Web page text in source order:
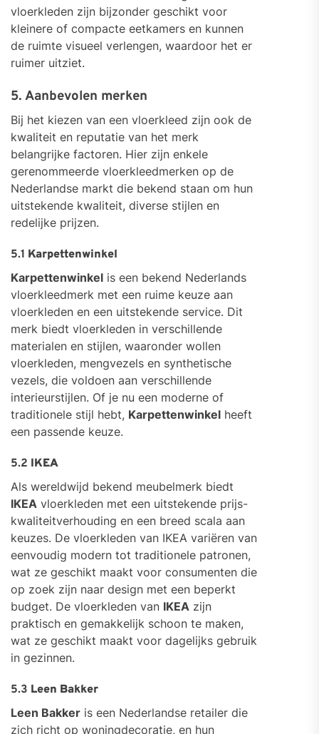
vloerkleden zijn bijzonder geschikt voor
kleinere of compacte eetkamers en kunnen
de ruimte visueel verlengen, waardoor het er
ruimer uitziet.
5. Aanbevolen merken
Bij het kiezen van een vloerkleed zijn ook de
kwaliteit en reputatie van het merk
belangrijke factoren. Hier zijn enkele
gerenommeerde vloerkleedmerken op de
Nederlandse markt die bekend staan om hun
uitstekende kwaliteit, diverse stijlen en
redelijke prijzen.
5.1 Karpettenwinkel
Karpettenwinkel is een bekend Nederlands
vloerkleedmerk met een ruime keuze aan
vloerkleden en een uitstekende service. Dit
merk biedt vloerkleden in verschillende
materialen en stijlen, waaronder wollen
vloerkleden, mengvezels en synthetische
vezels, die voldoen aan verschillende
interieurstijlen. Of je nu een moderne of
traditionele stijl hebt, Karpettenwinkel heeft
een passende keuze.
5.2 IKEA
Als wereldwijd bekend meubelmerk biedt
IKEA vloerkleden met een uitstekende prijs-
kwaliteitverhouding en een breed scala aan
keuzes. De vloerkleden van IKEA variëren van
eenvoudig modern tot traditionele patronen,
wat ze geschikt maakt voor consumenten die
op zoek zijn naar design met een beperkt
budget. De vloerkleden van IKEA zijn
praktisch en gemakkelijk schoon te maken,
wat ze geschikt maakt voor dagelijks gebruik
in gezinnen.
5.3 Leen Bakker
Leen Bakker is een Nederlandse retailer die
zich richt op woningdecoratie, en hun